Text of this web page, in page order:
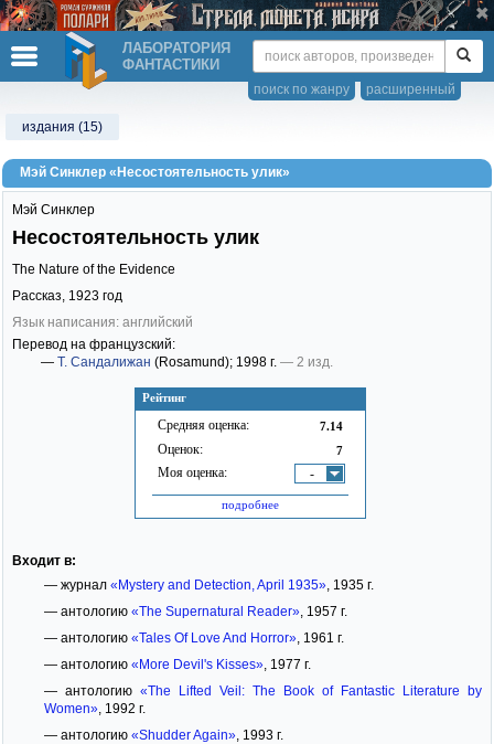
ЛАБОРАТОРИЯ
ФАНТАСТИКИ
расширенный
поиск по жанру
издания (15)
Мэй Синклер «Несостоятельность улик»
Рейтинг
Средняя оценка: 7.14
Оценок: 7
Моя оценка: -
подробнее
Мэй Синклер
Несостоятельность улик
The Nature of the Evidence
Рассказ, 1923 год
Язык написания: английский
Перевод на французский:
— Т. Сандалижан (Rosamund); 1998 г. — 2 изд.
Входит в:
— журнал «Mystery and Detection, April 1935», 1935 г.
— антологию «The Supernatural Reader», 1957 г.
— антологию «Tales Of Love And Horror», 1961 г.
— антологию «More Devil's Kisses», 1977 г.
— антологию «The Lifted Veil: The Book of Fantastic Literature by
Women», 1992 г.
— антологию «Shudder Again», 1993 г.